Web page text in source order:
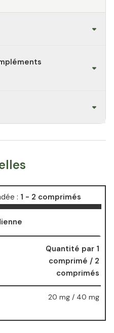
: 1 - 2 comprimés
Quantité par 1
comprimé / 2
comprimés
20 mg / 40 mg